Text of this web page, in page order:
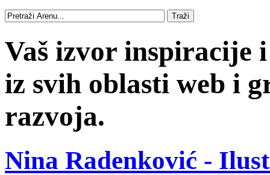
Vaš izvor
iz svih oblasti web i
razvoja.
Nina Radenković -